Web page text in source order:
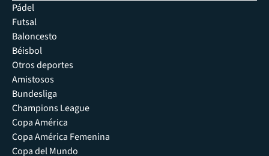
Pádel
Futsal
Baloncesto
Béisbol
Otros deportes
Amistosos
Bundesliga
Champions League
Copa América
Copa América Femenina
Copa del Mundo